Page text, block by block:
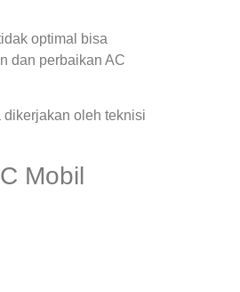
optimal bisa
dan perbaikan AC
oleh teknisi
Mobil